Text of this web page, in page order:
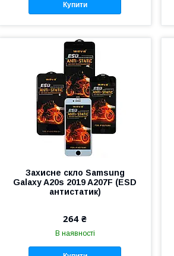
Купити
Захисне скло Samsung
Galaxy A20s 2019 A207F (ESD
антистатик)
264 ₴
В наявності